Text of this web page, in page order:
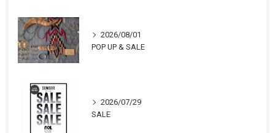
2026/08/01
POP UP & SALE
2026/07/29
SALE